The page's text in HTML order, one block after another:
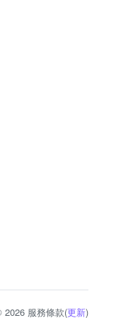
2026 服務條款(更新)